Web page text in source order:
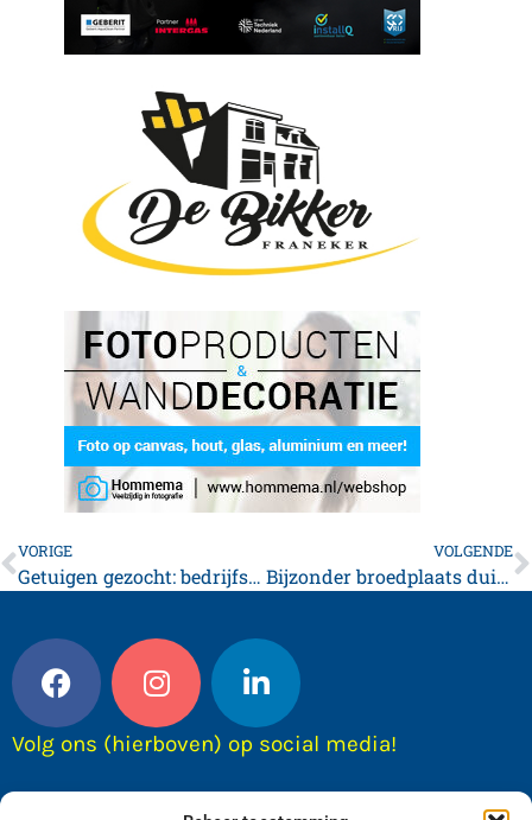
VORIGE
Getuigen gezocht: bedrijfsinbraak Edisonstraat te Franeker
VOLGENDE
Bijzonder broedplaats duif! *foto’s*
Volg ons (hierboven) op social media!